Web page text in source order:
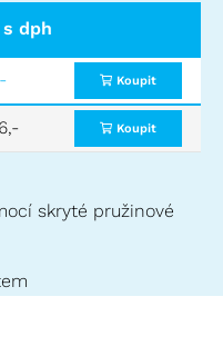
bez dph
dph
710,- Koupit
980,- Koupit
skryté pružinové